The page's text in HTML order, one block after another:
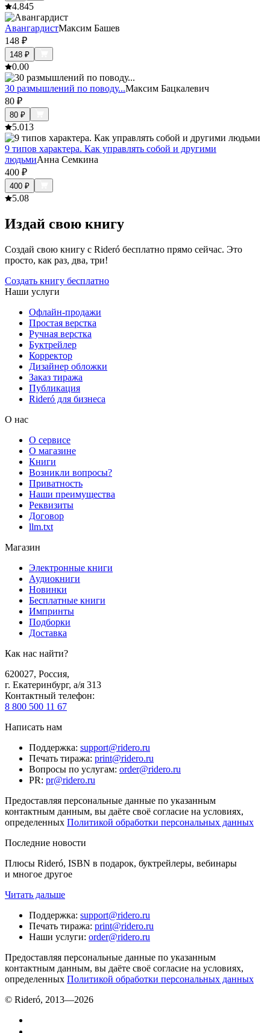
4.845
АвангардистМаксим Башев
148 ₽
148 ₽
0.00
30 размышлений по поводу...Максим Бацкалевич
80 ₽
80 ₽
5.013
9 типов характера. Как управлять собой и другими
людьмиАнна Семкина
400 ₽
400 ₽
5.08
Издай свою книгу
Создай свою книгу с Rideró бесплатно прямо сейчас. Это
просто, как раз, два, три!
Создать книгу бесплатно
Наши услуги
Офлайн-продажи
Простая верстка
Ручная верстка
Буктрейлер
Корректор
Дизайнер обложки
Заказ тиража
Публикация
Rideró для бизнеса
О нас
О сервисе
О магазине
Книги
Возникли вопросы?
Приватность
Наши преимущества
Реквизиты
Договор
llm.txt
Магазин
Электронные книги
Аудиокниги
Новинки
Бесплатные книги
Импринты
Подборки
Доставка
Как нас найти?
620027, Россия,
г. Екатеринбург, а/я 313
Контактный телефон:
8 800 500 11 67
Написать нам
Поддержка: support@ridero.ru
Печать тиража: print@ridero.ru
Вопросы по услугам: order@ridero.ru
PR: pr@ridero.ru
Предоставляя персональные данные по указанным
контактным данным, вы даёте своё согласие на условиях,
определенных Политикой обработки персональных данных
Последние новости
Плюсы Rideró, ISBN в подарок, буктрейлеры, вебинары
и многое другое
Читать дальше
Поддержка: support@ridero.ru
Печать тиража: print@ridero.ru
Наши услуги: order@ridero.ru
Предоставляя персональные данные по указанным
контактным данным, вы даёте своё согласие на условиях,
определенных Политикой обработки персональных данных
© Rideró, 2013—2026